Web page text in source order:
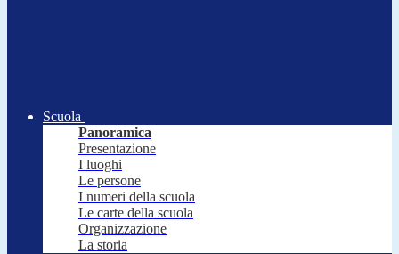
Scuola
Panoramica
Presentazione
I luoghi
Le persone
I numeri della scuola
Le carte della scuola
Organizzazione
La storia